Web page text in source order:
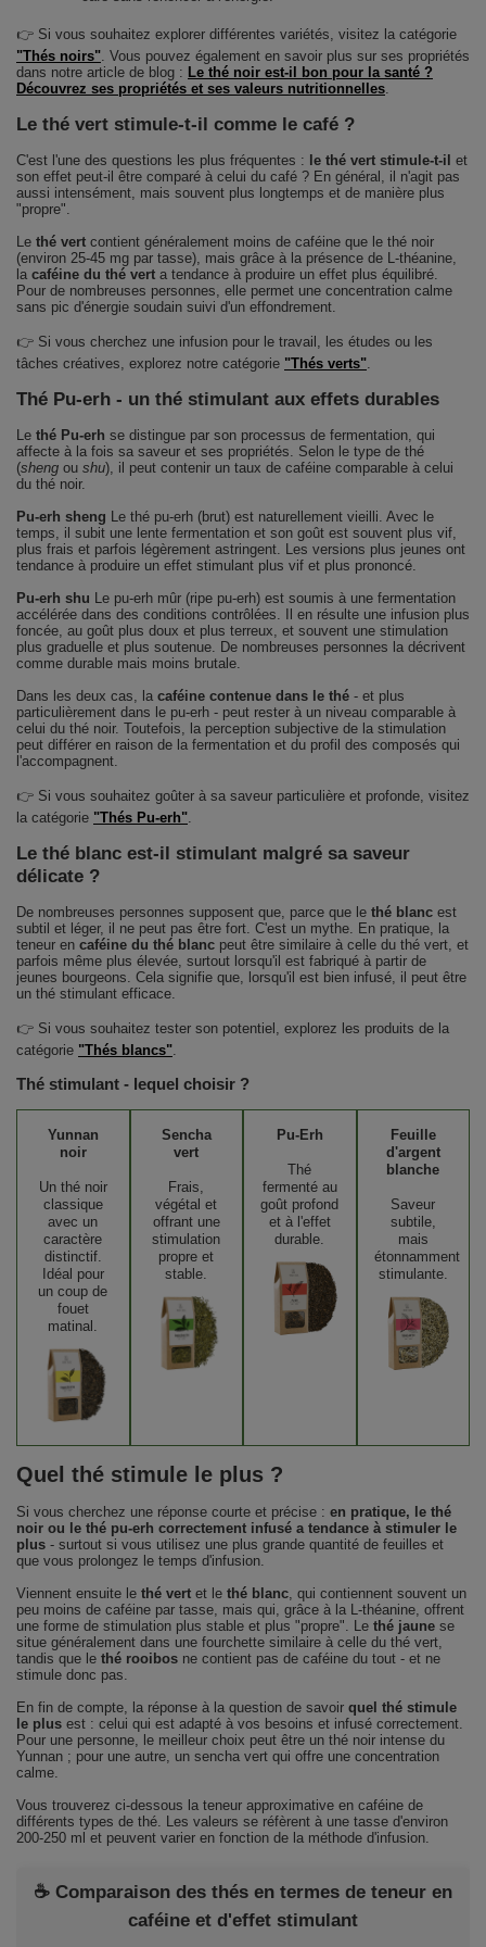
👉 Si vous souhaitez explorer différentes variétés, visitez la catégorie
"Thés noirs" . Vous pouvez également en savoir plus sur ses propriétés
dans notre article de blog : Le thé noir est-il bon pour la santé ?
Découvrez ses propriétés et ses valeurs nutritionnelles
Le thé vert stimule-t-il comme le café ?
C'est l'une des questions les plus fréquentes : le thé vert stimule-t-il et
son effet peut-il être comparé à celui du café ? En général, il n'agit pas
aussi intensément, mais souvent plus longtemps et de manière plus
"propre".
Le thé vert contient généralement moins de caféine que le thé noir
(environ 25-45 mg par tasse), mais grâce à la présence de L-théanine,
la caféine du thé vert a tendance à produire un effet plus équilibré.
Pour de nombreuses personnes, elle permet une concentration calme
sans pic d'énergie soudain suivi d'un effondrement.
👉 Si vous cherchez une infusion pour le travail, les études ou les
tâches créatives, explorez notre catégorie "Thés verts"
Thé Pu-erh - un thé stimulant aux effets durables
Le thé Pu-erh se distingue par son processus de fermentation, qui
affecte à la fois sa saveur et ses propriétés. Selon le type de thé
(sheng ou shu), il peut contenir un taux de caféine comparable à celui
du thé noir.
Pu‑erh sheng Le thé pu-erh (brut) est naturellement vieilli. Avec le
temps, il subit une lente fermentation et son goût est souvent plus vif,
plus frais et parfois légèrement astringent. Les versions plus jeunes ont
tendance à produire un effet stimulant plus vif et plus prononcé.
Pu‑erh shu Le pu-erh mûr (ripe pu-erh) est soumis à une fermentation
accélérée dans des conditions contrôlées. Il en résulte une infusion plus
foncée, au goût plus doux et plus terreux, et souvent une stimulation
plus graduelle et plus soutenue. De nombreuses personnes la décrivent
comme durable mais moins brutale.
Dans les deux cas, la caféine contenue dans le thé - et plus
particulièrement dans le pu-erh - peut rester à un niveau comparable à
celui du thé noir. Toutefois, la perception subjective de la stimulation
peut différer en raison de la fermentation et du profil des composés qui
l'accompagnent.
👉 Si vous souhaitez goûter à sa saveur particulière et profonde, visitez
la catégorie "Thés Pu-erh"
Le thé blanc est-il stimulant malgré sa saveur
délicate ?
De nombreuses personnes supposent que, parce que le thé blanc est
subtil et léger, il ne peut pas être fort. C'est un mythe. En pratique, la
teneur en caféine du thé blanc peut être similaire à celle du thé vert, et
parfois même plus élevée, surtout lorsqu'il est fabriqué à partir de
jeunes bourgeons. Cela signifie que, lorsqu'il est bien infusé, il peut être
un thé stimulant efficace.
👉 Si vous souhaitez tester son potentiel, explorez les produits de la
catégorie "Thés blancs"
Thé stimulant - lequel choisir ?
Yunnan
noir
Un thé noir
classique
avec un
caractère
distinctif.
Idéal pour
un coup de
fouet
matinal.
Sencha
vert
Frais,
végétal et
offrant une
stimulation
propre et
stable.
Pu-Erh
Thé
fermenté au
goût profond
et à l'effet
durable.
Feuille
d'argent
blanche
Saveur
subtile,
mais
étonnamment
stimulante.
Quel thé stimule le plus ?
Si vous cherchez une réponse courte et précise : en pratique, le thé
noir ou le thé pu-erh correctement infusé a tendance à stimuler le
plus - surtout si vous utilisez une plus grande quantité de feuilles et
que vous prolongez le temps d'infusion.
Viennent ensuite le thé vert et le thé blanc, qui contiennent souvent un
peu moins de caféine par tasse, mais qui, grâce à la L-théanine, offrent
une forme de stimulation plus stable et plus "propre". Le thé jaune se
situe généralement dans une fourchette similaire à celle du thé vert,
tandis que le thé rooibos ne contient pas de caféine du tout - et ne
stimule donc pas.
En fin de compte, la réponse à la question de savoir quel thé stimule
le plus est : celui qui est adapté à vos besoins et infusé correctement.
Pour une personne, le meilleur choix peut être un thé noir intense du
Yunnan ; pour une autre, un sencha vert qui offre une concentration
calme.
Vous trouverez ci-dessous la teneur approximative en caféine de
différents types de thé. Les valeurs se réfèrent à une tasse d'environ
200-250 ml et peuvent varier en fonction de la méthode d'infusion.
☕ Comparaison des thés en termes de teneur en
caféine et d'effet stimulant